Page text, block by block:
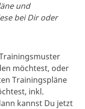
und
bei Dir oder
möchtest, oder
Trainingspläne
inkl.
kannst Du jetzt